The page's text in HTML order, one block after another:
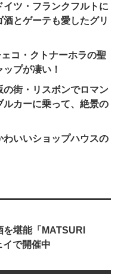
イツ・フランクフルトに
とゲーテも愛したグリ
コ・クトナーホラの聖
プが凄い！
の街・リスボンでロマン
カーに乗って、絶景の
いいショップハウスの
堪能「MATSURI
で開催中